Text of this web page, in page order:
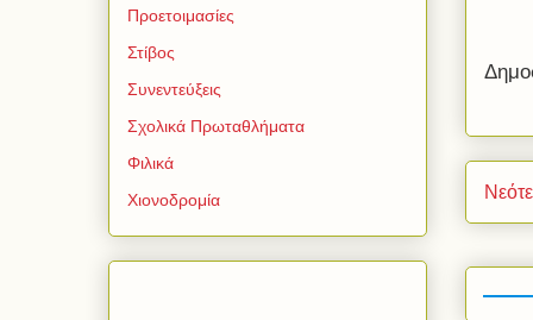
Προετοιμασίες
Στίβος
Συνεντεύξεις
Σχολικά Πρωταθλήματα
Φιλικά
Χιονοδρομία